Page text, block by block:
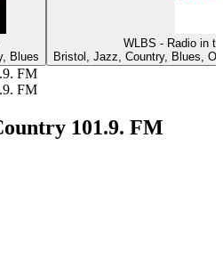
Blues
WLBS - Radio in
Bristol, Jazz, Country, Blues,
FM
FM
101.9. FM